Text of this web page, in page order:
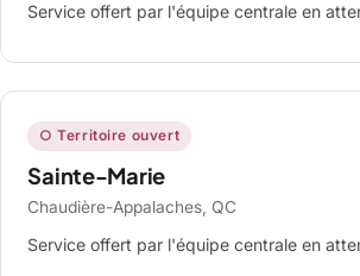
Service offert par l'équipe centrale en
○ Territoire ouvert
Sainte-Marie
Chaudière-Appalaches, QC
Service offert par l'équipe centrale en